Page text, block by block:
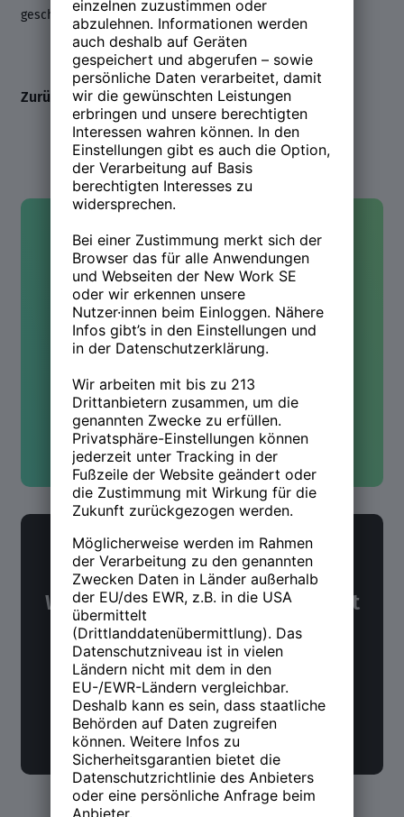
geschrieben. Seit Januar 2023 ist sie Xing Top Mind.
Zurück zum Line-up
Kontakt
Hast Du Fragen oder wolltest
mehr wissen? Wir sind für Dich
da!
Kontakt aufnehmen
NWX Newsletter
Was Du über Arbeit und Zukunft
wissen möchtest. Alle 14 Tage.
Jetzt anmelden